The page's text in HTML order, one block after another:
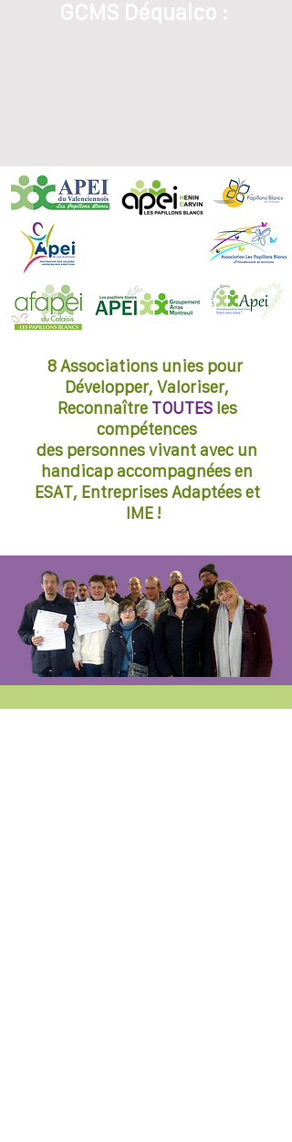
GCMS Déqualco :
8 Associations unies pour
Développer, Valoriser,
Reconnaître TOUTESles
compétences
des personnes vivant avec un
handicap accompagnées en
ESAT, Entreprises Adaptées et
IME !